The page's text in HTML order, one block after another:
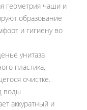
геометрия чаши и
образование
и гигиену во
унитаза
пластика,
очистке.
воды
аккуратный и